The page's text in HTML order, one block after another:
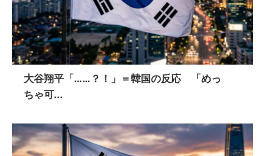
大谷翔平「……？！」＝韓国の反応 「めっ
ちゃ可...